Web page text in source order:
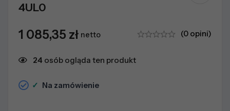
4UL0
1 085,35 zł netto (0 opini)
24 osób ogląda ten produkt
✓ Na zamówienie